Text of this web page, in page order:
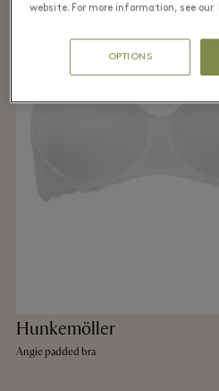
Hunkemöller
Angie padded bra
website. For more information, see our
OPTIONS